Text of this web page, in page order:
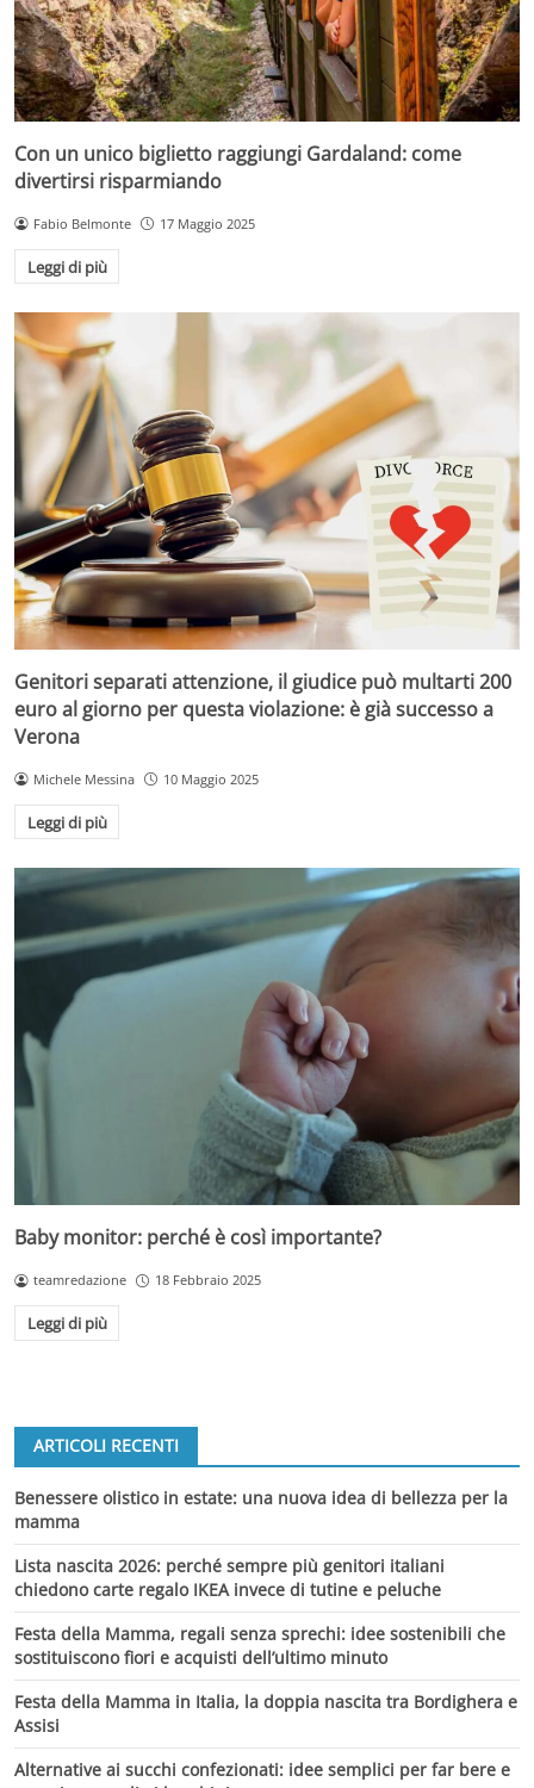
Con un unico biglietto raggiungi Gardaland: come
divertirsi risparmiando
Fabio Belmonte 17 Maggio 2025
Leggi di più
Genitori separati attenzione, il giudice può multarti 200
euro al giorno per questa violazione: è già successo a
Verona
Michele Messina 10 Maggio 2025
Leggi di più
Baby monitor: perché è così importante?
teamredazione 18 Febbraio 2025
Leggi di più
ARTICOLI RECENTI
Benessere olistico in estate: una nuova idea di bellezza per la
mamma
Lista nascita 2026: perché sempre più genitori italiani
chiedono carte regalo IKEA invece di tutine e peluche
Festa della Mamma, regali senza sprechi: idee sostenibili che
sostituiscono fiori e acquisti dell’ultimo minuto
Festa della Mamma in Italia, la doppia nascita tra Bordighera e
Assisi
Alternative ai succhi confezionati: idee semplici per far bere e